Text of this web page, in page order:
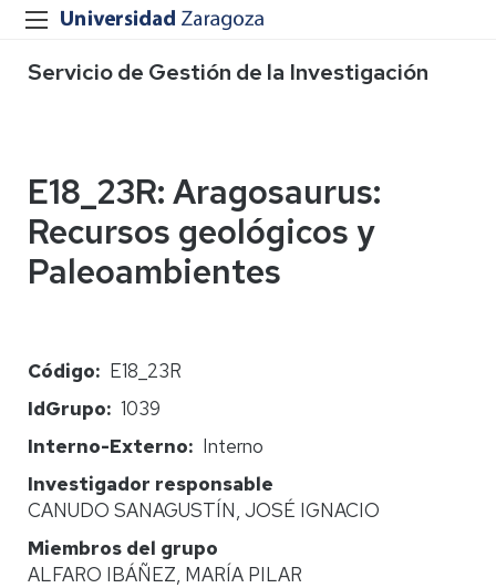
Servicio de Gestión de la Investigación
E18_23R: Aragosaurus:
Recursos geológicos y
Paleoambientes
Código
E18_23R
IdGrupo
1039
Interno-Externo
Interno
Investigador responsable
CANUDO SANAGUSTÍN, JOSÉ IGNACIO
Miembros del grupo
ALFARO IBÁÑEZ, MARÍA PILAR